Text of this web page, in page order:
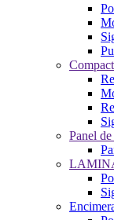
Panel